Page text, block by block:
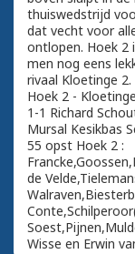
thuiswedstrijd
dat vecht voor
ontlopen. Hoek 2
men nog eens
rivaal Kloetinge 2.
Hoek 2 -
1-1 Richard
Mursal Kesikbas
55 opst Hoek 2 :
de
Wisse en Erwin